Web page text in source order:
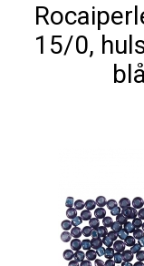
15/0,